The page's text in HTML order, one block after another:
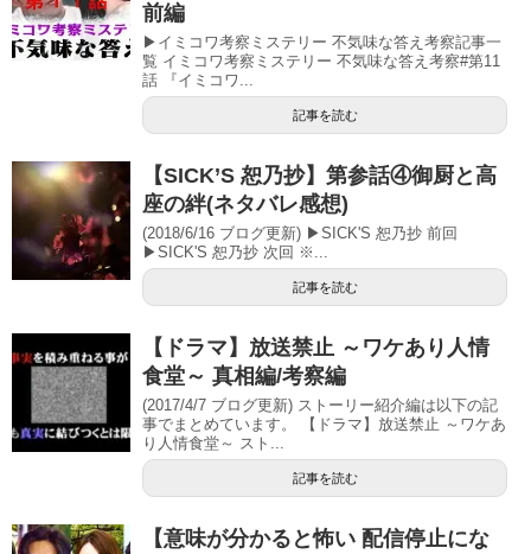
前編
▶イミコワ考察ミステリー 不気味な答え考察記事一
覧 イミコワ考察ミステリー 不気味な答え考察#第11
話 『イミコワ...
記事を読む
【SICK’S 恕乃抄】第参話④御厨と高
座の絆(ネタバレ感想)
(2018/6/16 ブログ更新) ▶SICK'S 恕乃抄 前回
▶SICK'S 恕乃抄 次回 ※...
記事を読む
【ドラマ】放送禁止 ～ワケあり人情
食堂～ 真相編/考察編
(2017/4/7 ブログ更新) ストーリー紹介編は以下の記
事でまとめています。 【ドラマ】放送禁止 ～ワケあ
り人情食堂～ スト...
記事を読む
【意味が分かると怖い 配信停止にな